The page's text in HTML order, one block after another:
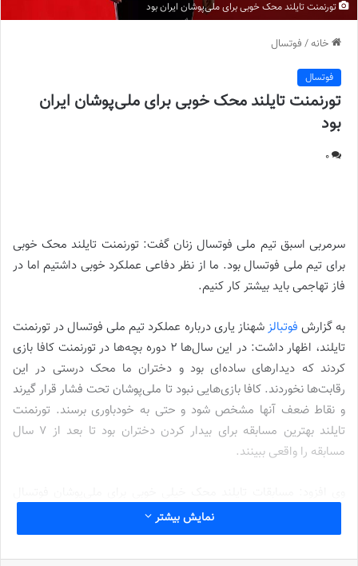
تورنمنت تایلند محک خوبی برای ملی‌پوشان ایران بود
خانه/ فوتسال
فوتسال
تورنمنت تایلند محک خوبی برای ملی‌پوشان ایران
بود
0
سرمربی اسبق تیم ملی فوتسال زنان گفت: تورنمنت تایلند محک خوبی
برای تیم ملی فوتسال بود. ما از نظر دفاعی عملکرد خوبی داشتیم اما در
فاز تهاجمی باید بیشتر کار کنیم.
به گزارش فوتبالزشهناز یاری درباره عملکرد تیم ملی فوتسال در تورنمنت
تایلند، اظهار داشت: در این سال‌ها ۲ دوره بچه‌ها در تورنمنت کافا بازی
کردند که دیدارهای ساده‌ای بود و دختران ما محک درستی در این
رقابت‌ها نخوردند. کافا بازی‌هایی نبود تا ملی‌پوشان تحت فشار قرار گیرند
و نقاط ضعف آنها مشخص شود و حتی به خودباوری برسند. تورنمنت
تایلند بهترین مسابقه برای بیدار کردن دختران بود تا بعد از ۷ سال
مسابقه را واقعی ببینند.
بود و برخلاف نظر سایر مربیان معتقدم نتایج، رضایت‌بخش بود، زیرا با
توجه به نتایج کافا این بازی‌ها در تایلند قابل قبول بود. شاید به گفته
برخی از مربیان این بازی‌ها زنگ خطر هم محسوب می‌شد. همه این
نمایش بیشتر